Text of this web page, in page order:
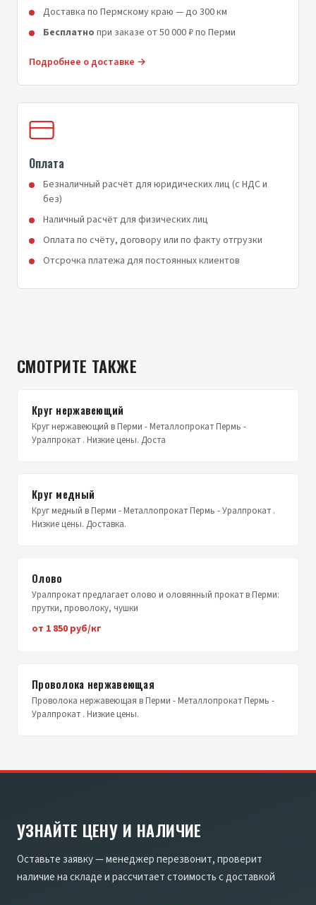
Доставка по Пермскому краю — до 300 км
Бесплатно при заказе от 50 000 ₽ по Перми
Подробнее о доставке →
Оплата
Безналичный расчёт для юридических лиц (с НДС и
без)
Наличный расчёт для физических лиц
Оплата по счёту, договору или по факту отгрузки
Отсрочка платежа для постоянных клиентов
СМОТРИТЕ ТАКЖЕ
Круг нержавеющий
Круг нержавеющий в Перми - Металлопрокат Пермь -
Уралпрокат . Низкие цены. Доста
Круг медный
Круг медный в Перми - Металлопрокат Пермь - Уралпрокат .
Низкие цены. Доставка.
Олово
Уралпрокат предлагает олово и оловянный прокат в Перми:
прутки, проволоку, чушки
от 1 850 руб/кг
Проволока нержавеющая
Проволока нержавеющая в Перми - Металлопрокат Пермь -
Уралпрокат . Низкие цены.
УЗНАЙТЕ ЦЕНУ И НАЛИЧИЕ
Оставьте заявку — менеджер перезвонит, проверит
наличие на складе и рассчитает стоимость с доставкой